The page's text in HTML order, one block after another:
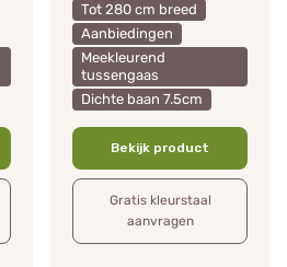
Tot 280 cm breed
Aanbiedingen
Meekleurend
tussengaas
Dichte baan 7.5cm
Bekijk product
Gratis kleurstaal
aanvragen